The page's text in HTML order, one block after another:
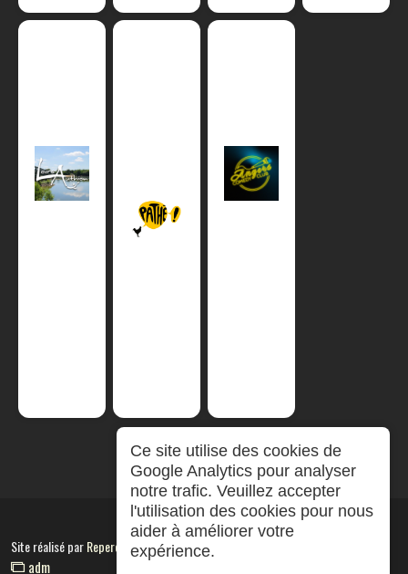
Site réalisé parRepereCom
adm
Ce site utilise des cookies de
Google Analytics pour analyser
notre trafic. Veuillez accepter
l'utilisation des cookies pour nous
aider à améliorer votre
expérience.